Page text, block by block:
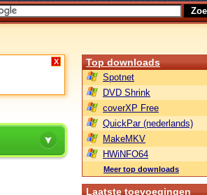
X Top downloads
Spotnet
DVD Shrink
coverXP Free
QuickPar (nederlands)
MakeMKV
HWiNFO64
Meer top downloads
Laatste toevoegingen